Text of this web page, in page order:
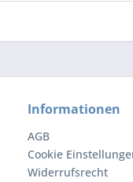
Informationen
AGB
Cookie
Widerrufsrecht